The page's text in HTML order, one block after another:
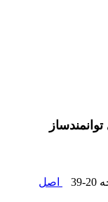
39-20
اصل